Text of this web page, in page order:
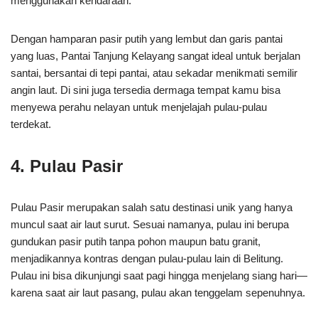
Dengan hamparan pasir putih yang lembut dan garis pantai
yang luas, Pantai Tanjung Kelayang sangat ideal untuk berjalan
santai, bersantai di tepi pantai, atau sekadar menikmati semilir
angin laut. Di sini juga tersedia dermaga tempat kamu bisa
menyewa perahu nelayan untuk menjelajah pulau-pulau
terdekat.
4. Pulau Pasir
Pulau Pasir merupakan salah satu destinasi unik yang hanya
muncul saat air laut surut. Sesuai namanya, pulau ini berupa
gundukan pasir putih tanpa pohon maupun batu granit,
menjadikannya kontras dengan pulau-pulau lain di Belitung.
Pulau ini bisa dikunjungi saat pagi hingga menjelang siang hari—
karena saat air laut pasang, pulau akan tenggelam sepenuhnya.